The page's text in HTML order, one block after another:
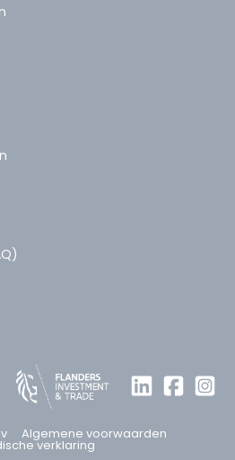
Algemene voorwaarden
verklaring